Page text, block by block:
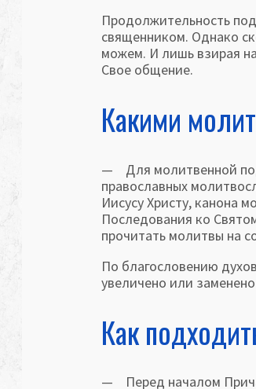
Продолжительность
священником. Однако
можем. И лишь взирая
Свое общение.
Какими
— Для молитвенной
православных
Иису­су Христу, канона
Последования ко
прочитать молитвы на
По благословению
увеличено или
Как
— Перед началом